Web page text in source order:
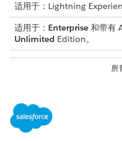
适用于：Lightning
适用于： Enterprise 和带有
Unlimited Edition。
所